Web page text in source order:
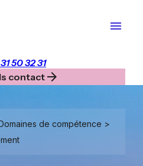
menu
50 32 31
contactarrow_forward
de compétence >